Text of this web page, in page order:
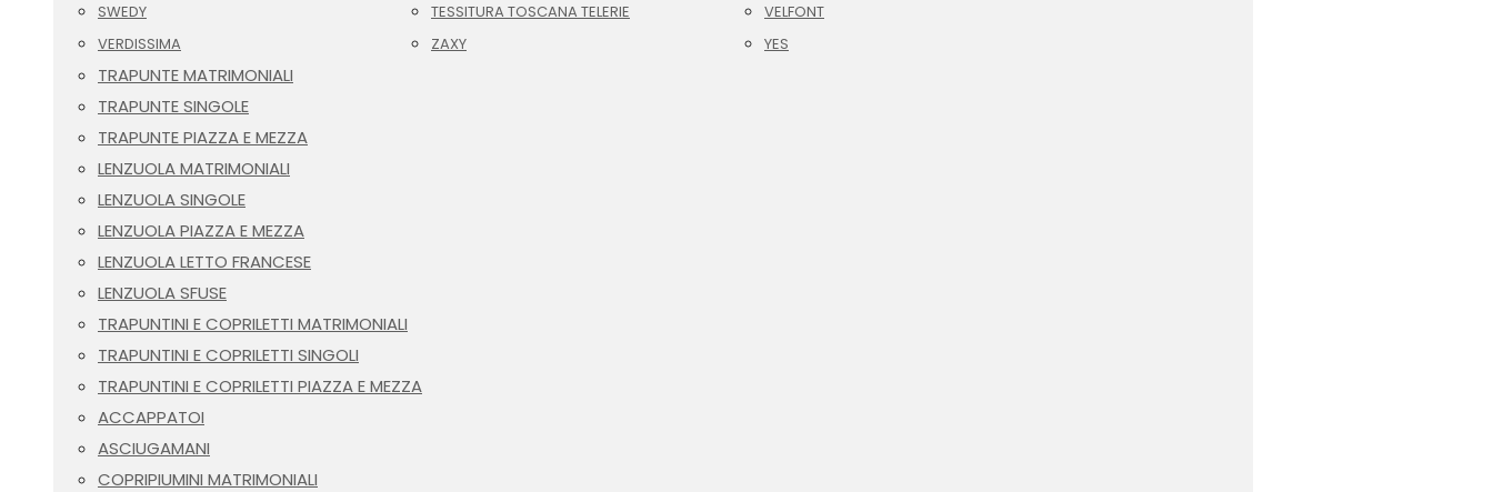
SWEDY
TESSITURA TOSCANA TELERIE
VELFONT
VERDISSIMA
ZAXY YES
TRAPUNTE MATRIMONIALI
TRAPUNTE SINGOLE
TRAPUNTE PIAZZA E MEZZA
LENZUOLA MATRIMONIALI
LENZUOLA SINGOLE
LENZUOLA PIAZZA E MEZZA
LENZUOLA LETTO FRANCESE
LENZUOLA SFUSE
TRAPUNTINI E COPRILETTI MATRIMONIALI
TRAPUNTINI E COPRILETTI SINGOLI
TRAPUNTINI E COPRILETTI PIAZZA E MEZZA
ACCAPPATOI
ASCIUGAMANI
COPRIPIUMINI MATRIMONIALI